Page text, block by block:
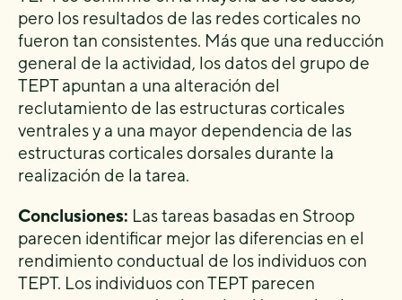
pero los resultados de las redes corticales no
fueron tan consistentes. Más que una reducción
general de la actividad, los datos del grupo de
TEPT apuntan a una alteración del
reclutamiento de las estructuras corticales
ventrales y a una mayor dependencia de las
estructuras corticales dorsales durante la
realización de la tarea.
Conclusiones: Las tareas basadas en Stroop
parecen identificar mejor las diferencias en el
rendimiento conductual de los individuos con
TEPT. Los individuos con TEPT parecen